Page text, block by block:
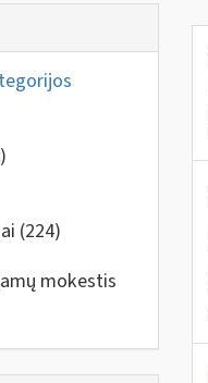
(224)
mokestis